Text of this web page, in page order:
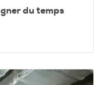
du temps